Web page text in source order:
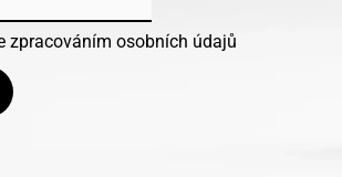
zpracováním osobních údajů